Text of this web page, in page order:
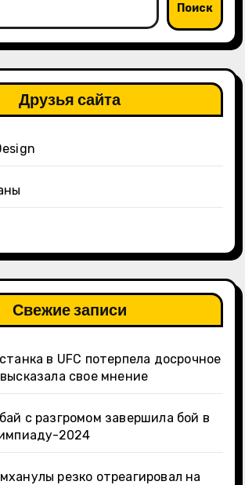
Поиск
Друзья сайта
Свежие записи
в UFC потерпела досрочное
свое мнение
с разгромом завершила бой в
2024
резко отреагировал на